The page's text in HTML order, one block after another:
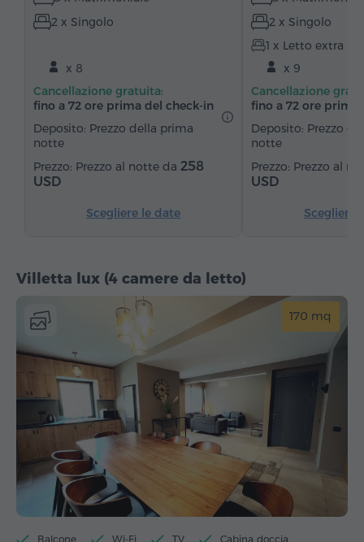
Pantofole Riscaldamento
Zona salotto
Zona pranzo Divano
Sedia Canali satellitari Moquette
Pavimenti in parquet Cucinino Frigorifero
Ferro da stiro con asse
2 x Singolo
x 8
Cancellazione gratuita:
fino a 72 ore prima del check‑in
Deposito: Prezzo della prima
notte
Prezzo al notte da 258
USD
Scegliere le date
2 x Singolo
1 x Letto extra
x 9
Cancellazione
fino a 72 ore prima
Deposito: Prezzo
notte
Prezzo al
USD
Scegliere
Villetta lux (4 camere da letto)
170 mq
Balcone Wi-Fi TV Cabina doccia